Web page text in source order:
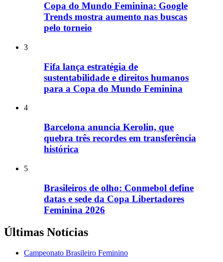
Copa do Mundo Feminina: Google
Trends mostra aumento nas buscas
pelo torneio
3
Fifa lança estratégia de
sustentabilidade e direitos humanos
para a Copa do Mundo Feminina
4
Barcelona anuncia Kerolin, que
quebra três recordes em transferência
histórica
5
Brasileiros de olho: Conmebol define
datas e sede da Copa Libertadores
Feminina 2026
Últimas Notícias
Campeonato Brasileiro Feminino